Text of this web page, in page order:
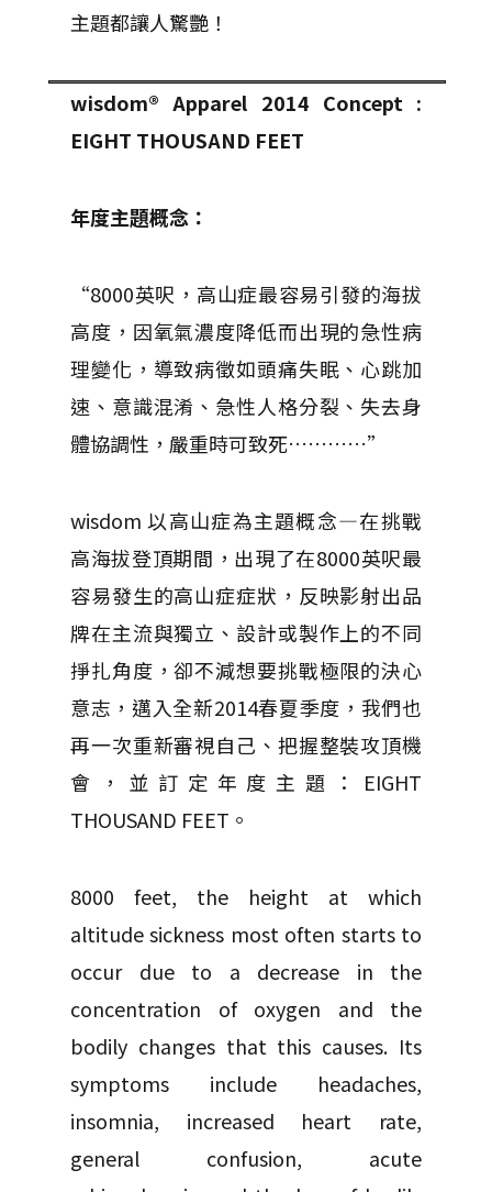
主題都讓人驚艷！
wisdom® Apparel 2014 Concept :
EIGHT THOUSAND FEET
年度主題概念：
“8000英呎，高山症最容易引發的海拔
高度，因氧氣濃度降低而出現的急性病
理變化，導致病徵如頭痛失眠、心跳加
速、意識混淆、急性人格分裂、失去身
體協調性，嚴重時可致死…………”
wisdom 以高山症為主題概念—在挑戰
高海拔登頂期間，出現了在8000英呎最
容易發生的高山症症狀，反映影射出品
牌在主流與獨立、設計或製作上的不同
掙扎角度，卻不減想要挑戰極限的決心
意志，邁入全新2014春夏季度，我們也
再一次重新審視自己、把握整裝攻頂機
會，並訂定年度主題：EIGHT
THOUSAND FEET。
8000 feet, the height at which
altitude sickness most often starts to
occur due to a decrease in the
concentration of oxygen and the
bodily changes that this causes. Its
symptoms include headaches,
insomnia, increased heart rate,
general confusion, acute